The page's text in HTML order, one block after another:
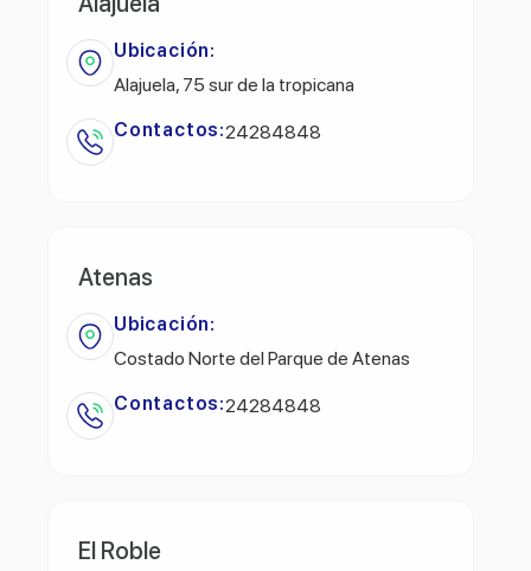
Ubicación:
Alajuela, 75 sur de la tropicana
Contactos:24284848
Atenas
Ubicación:
Costado Norte del Parque de Atenas
Contactos:24284848
El Roble